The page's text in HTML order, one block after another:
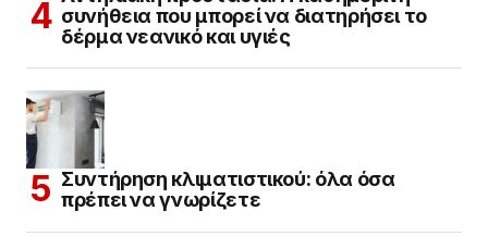
συνήθεια που μπορεί να διατηρήσει το
δέρμα νεανικό και υγιές
Συντήρηση κλιματιστικού: όλα όσα
πρέπει να γνωρίζετε